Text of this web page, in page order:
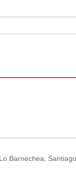
Barnechea, Santiago